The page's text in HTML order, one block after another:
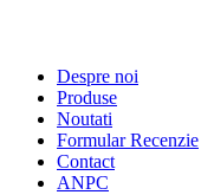
Despre noi
Produse
Noutati
Formular Recenzie
Contact
ANPC